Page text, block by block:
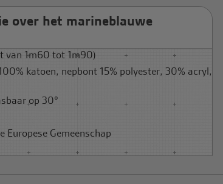
over het marineblauwe
van 1m60 tot 1m90)
katoen, nepbont 15% polyester, 30% acryl,
op 30°
Europese Gemeenschap